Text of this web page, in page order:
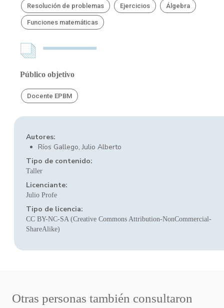
Resolución de problemas Ejercicios Álgebra
Funciones matemáticas
Público objetivo
Docente EPBM
Autores:
Ríos Gallego, Julio Alberto
Tipo de contenido:
Taller
Licenciante:
Julio Profe
Tipo de licencia:
CC BY-NC-SA (Creative Commons Attribution-NonCommercial-
ShareAlike)
Otras personas también consultaron